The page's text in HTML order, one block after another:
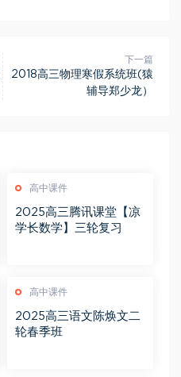
下一篇
2018高三物理寒假系统班(猿
辅导郑少龙）
高中课件
2025高三腾讯课堂【凉
学长数学】三轮复习
高中课件
2025高三语文陈焕文二
轮春季班